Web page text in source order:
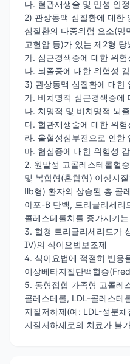
다. 혈관재생술 및 만성 안
2) 관상동맥 심질환에 대한
심질환의 다중위험 요소(망
고혈압 등)가 있는 제2형 당
가. 심근경색증에 대한 위험
나. 뇌졸중에 대한 위험성
3) 관상동맥 심질환에 대한
가. 비치명적 심근경색증에
나. 치명적 및 비치명적 뇌
다. 혈관재생술에 대한 위험
라. 울혈성심부전으로 인한
마. 협심증에 대한 위험성
2. 원발성 고콜레스테롤혈
및 복합형(혼합형) 이상지
Ⅱb형) 환자의 상승된 총 콜
아포-B 단백, 트리글리세리
콜레스테롤치를 증가시키
3. 혈청 트리글리세리드가
IV)의 식이요법보조제
4. 식이요법에 적절히 반응
이상베타지질단백혈증
5. 동형접합 가족형 고콜레
콜레스테롤, LDL-콜레스테
지질저하제(예: LDL-성분
지질저하제로의 치료가 불